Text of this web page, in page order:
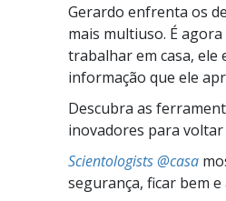
Gerardo enfrenta os
mais multiuso. É
trabalhar em casa, ele
informação que ele
Descubra as
inovadores para
Scientologists @casa
segurança, ficar bem